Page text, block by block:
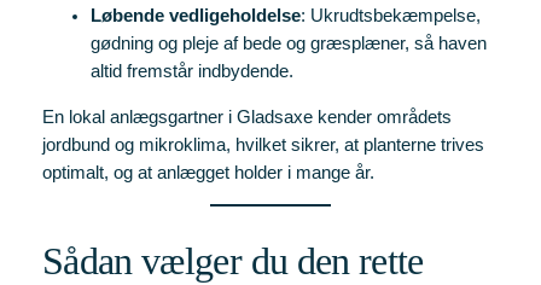
Løbende vedligeholdelse: Ukrudtsbekæmpelse,
gødning og pleje af bede og græsplæner, så haven
altid fremstår indbydende.
En lokal anlægsgartner i Gladsaxe kender områdets
jordbund og mikroklima, hvilket sikrer, at planterne trives
optimalt, og at anlægget holder i mange år.
Sådan vælger du den rette